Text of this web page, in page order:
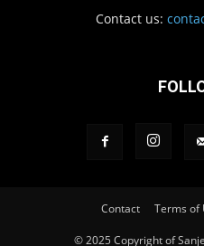
Contact us:
Contact Terms of
© 2025 Copyright of